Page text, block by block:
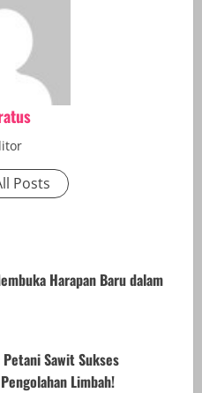
Posts
Harapan Baru dalam
Sawit Sukses
Limbah!